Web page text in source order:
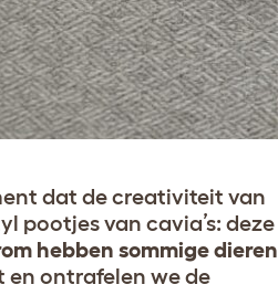
dat de creativiteit van
pootjes van cavia’s: deze
hebben sommige dieren
en ontrafelen we de